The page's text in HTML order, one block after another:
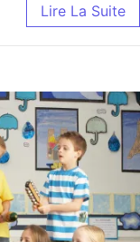
Lire La Suite